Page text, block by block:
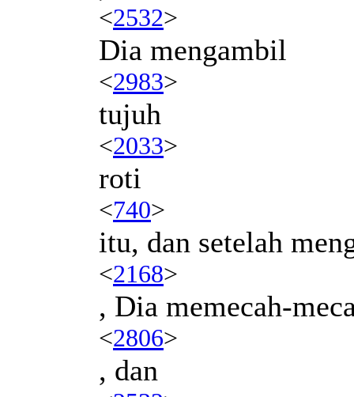
<2532>
Dia mengambil
<2983>
tujuh
<2033>
roti
<740>
itu, dan setelah
<2168>
, Dia memecah-
<2806>
, dan